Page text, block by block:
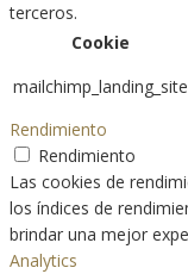
terceros.
Cookie
mailchimp_landing_site
Rendimiento
Rendimiento
Las cookies de
los índices de
brindar una mejor
Analytics